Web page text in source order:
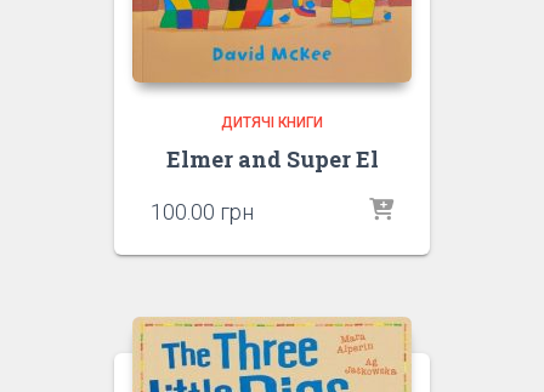
ДИТЯЧІ КНИГИ
Elmer and Super El
100.00 грн